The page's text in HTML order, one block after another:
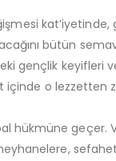
kat’iyetinde,
bütün
gençlik keyifleri
o lezzetten
hükmüne geçer.
meyhanelere,